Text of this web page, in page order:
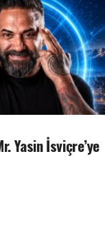
Yasin İsviçre’ye